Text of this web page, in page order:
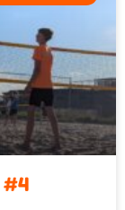
#4